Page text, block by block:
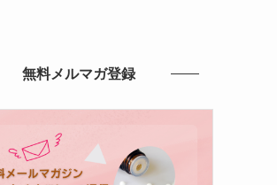
無料メルマガ登録